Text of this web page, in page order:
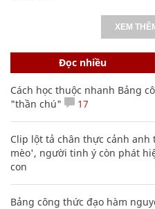
XEM
Đọc nhiều
Cách học thuộc nhanh Bảng
"thần chú"
17
Clip lột tả chân thực cảnh
mèo', người tinh ý còn phát
con
Bảng công thức đạo hàm